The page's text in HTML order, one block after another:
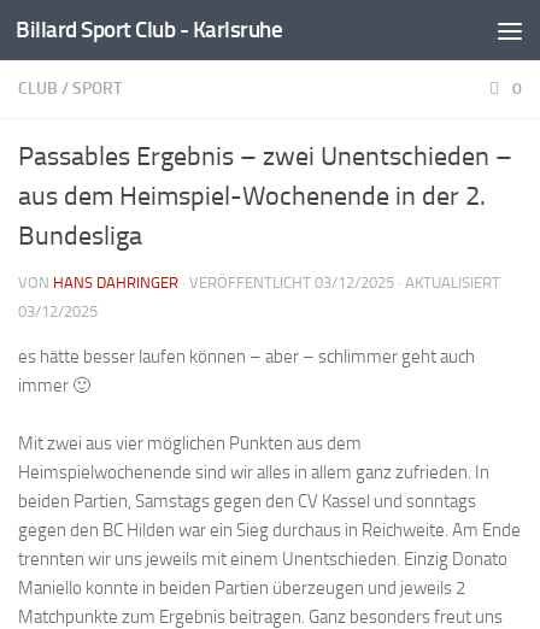
Zum Inhalt springen
Billard Sport Club - Karlsruhe
CLUB /SPORT 0
Passables Ergebnis – zwei Unentschieden –
aus dem Heimspiel-Wochenende in der 2.
Bundesliga
VON HANS DAHRINGER · VERÖFFENTLICHT 03/12/2025 · AKTUALISIERT
03/12/2025
es hätte besser laufen können – aber – schlimmer geht auch
immer 🙂
Mit zwei aus vier möglichen Punkten aus dem
Heimspielwochenende sind wir alles in allem ganz zufrieden. In
beiden Partien, Samstags gegen den CV Kassel und sonntags
gegen den BC Hilden war ein Sieg durchaus in Reichweite. Am Ende
trennten wir uns jeweils mit einem Unentschieden. Einzig Donato
Maniello konnte in beiden Partien überzeugen und jeweils 2
Matchpunkte zum Ergebnis beitragen. Ganz besonders freut uns